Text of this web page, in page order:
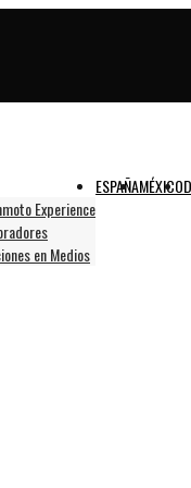
Experience
en Medios
ESPAÑAMÉXICO